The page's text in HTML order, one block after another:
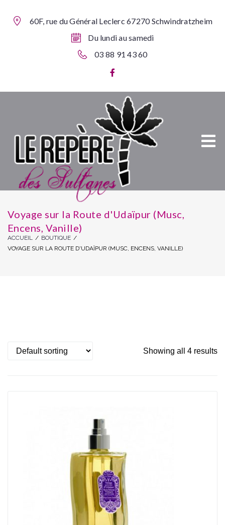
60F, rue du Général Leclerc 67270 Schwindratzheim
Du lundi au samedi
03 88 91 43 60
Voyage sur la Route d'Udaïpur (Musc,
Encens, Vanille)
ACCUEIL / BOUTIQUE /
VOYAGE SUR LA ROUTE D'UDAÏPUR (MUSC, ENCENS, VANILLE)
Showing all 4 results